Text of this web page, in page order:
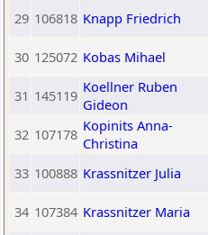
29 106818 Knapp Friedrich
30 125072 Kobas Mihael
31 145119 Koellner Ruben
Gideon
32 107178 Kopinits Anna-
Christina
33 100888 Krassnitzer Julia
34 107384 Krassnitzer Maria